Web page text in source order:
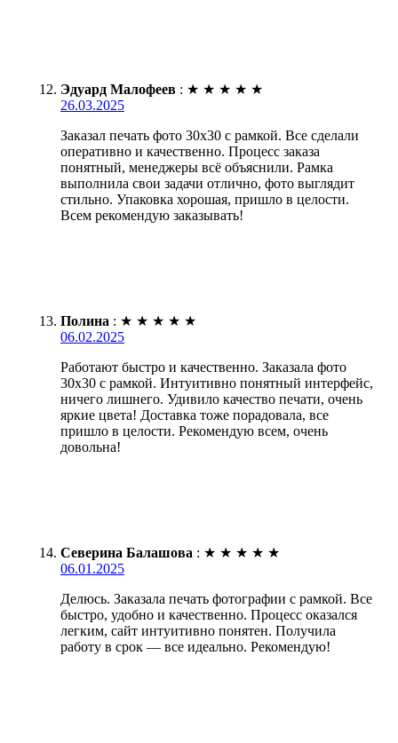
Эдуард Малофеев : ★ ★ ★ ★ ★
26.03.2025
Заказал печать фото 30х30 с рамкой. Все сделали
оперативно и качественно. Процесс заказа
понятный, менеджеры всё объяснили. Рамка
выполнила свои задачи отлично, фото выглядит
стильно. Упаковка хорошая, пришло в целости.
Всем рекомендую заказывать!
Полина : ★ ★ ★ ★ ★
06.02.2025
Работают быстро и качественно. Заказала фото
30х30 с рамкой. Интуитивно понятный интерфейс,
ничего лишнего. Удивило качество печати, очень
яркие цвета! Доставка тоже порадовала, все
пришло в целости. Рекомендую всем, очень
довольна!
Северина Балашова : ★ ★ ★ ★ ★
06.01.2025
Делюсь. Заказала печать фотографии с рамкой. Все
быстро, удобно и качественно. Процесс оказался
легким, сайт интуитивно понятен. Получила
работу в срок — все идеально. Рекомендую!